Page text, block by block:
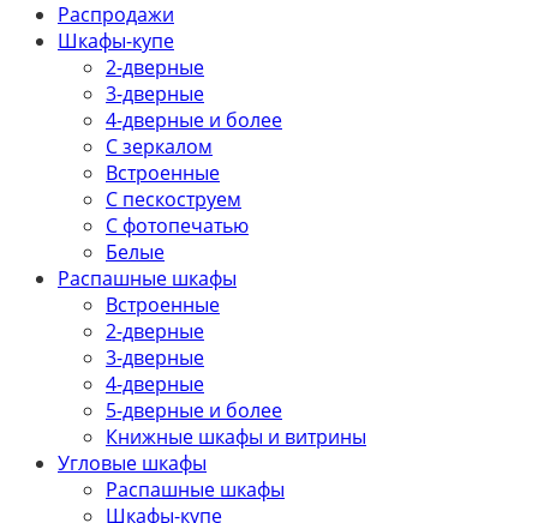
Распродажи
Шкафы-купе
2-дверные
3-дверные
4-дверные и более
С зеркалом
Встроенные
С пескоструем
С фотопечатью
Белые
Распашные шкафы
Встроенные
2-дверные
3-дверные
4-дверные
5-дверные и более
Книжные шкафы и витрины
Угловые шкафы
Распашные шкафы
Шкафы-купе